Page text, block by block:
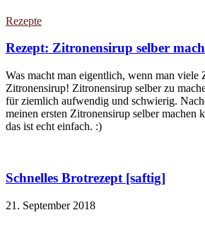
Rezepte
Rezept: Zitronensirup selber
Was macht man eigentlich, wenn man viele
Zitronensirup! Zitronensirup selber zu
für ziemlich aufwendig und schwierig.
meinen ersten Zitronensirup selber machen
das ist echt einfach. :)
Schnelles Brotrezept [saftig]
21. September 2018